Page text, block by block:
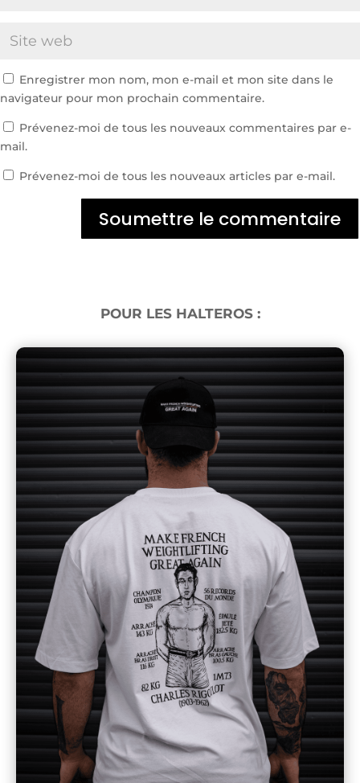
Enregistrer mon nom, mon e-mail et mon site dans le
navigateur pour mon prochain commentaire.
Prévenez-moi de tous les nouveaux commentaires par e-
mail.
Prévenez-moi de tous les nouveaux articles par e-mail.
Soumettre le commentaire
POUR LES HALTEROS :